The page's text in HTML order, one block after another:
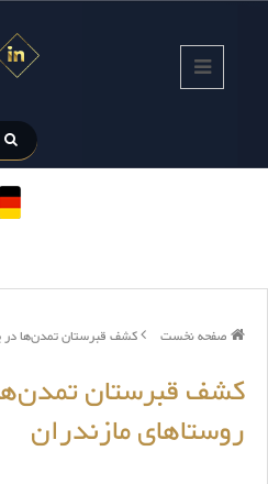
صفحه نخست کشف قبرستان تمدن‌ها در
کشف قبرستان
روستاهای مازندران